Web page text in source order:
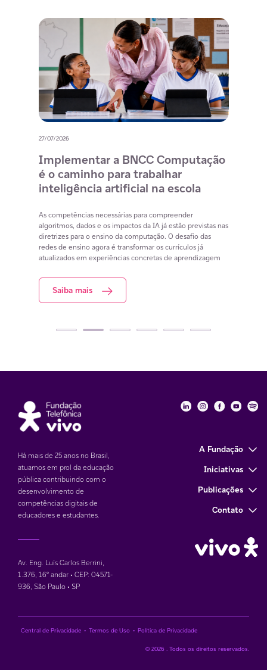
27/07/2026
Implementar a BNCC Computação
é o caminho para trabalhar
inteligência artificial na escola
As competências necessárias para compreender
algoritmos, dados e os impactos da IA já estão previstas nas
diretrizes para o ensino da computação. O desafio das
redes de ensino agora é transformar os currículos já
atualizados em experiências concretas de aprendizagem
Saiba mais
Há mais de 25 anos no Brasil,
atuamos em prol da educação
pública contribuindo com o
desenvolvimento de
competências digitais de
educadores e estudantes.
Av. Eng. Luís Carlos Berrini,
1.376, 16° andar • CEP: 04571-
936, São Paulo • SP
Fundação
Fundação
A Fundação
Iniciativas
Publicações
Contato
© 2026 . Todos os direitos reservados.
Central de Privacidade • Termos de Uso • Política de Privacidade